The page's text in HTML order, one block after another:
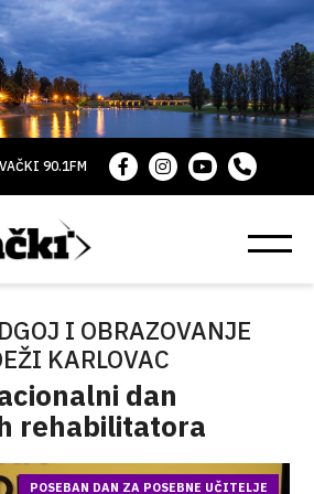
90.1FM
I OBRAZOVANJE
KARLOVAC
dan
rehabilitatora
POSEBAN DAN ZA POSEBNE UČITELJE